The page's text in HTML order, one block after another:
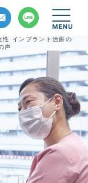
性 インプラント治療の
声